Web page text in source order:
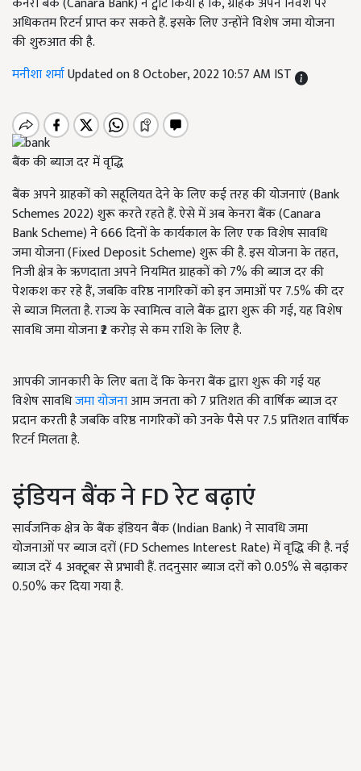
अधिकतम रिटर्न प्राप्त कर सकते हैं. इसके लिए उन्होंने विशेष जमा योजना
की शुरुआत की है.
मनीशा शर्माUpdated on 8 October, 2022 10:57 AM IST
बैंक की ब्याज दर में वृद्धि
बैंक अपने ग्राहकों को सहूलियत देने के लिए कई तरह की योजनाएं (Bank
Schemes 2022) शुरू करते रहते हैं. ऐसे में अब केनरा बैंक (Canara
Bank Scheme) ने666दिनों के कार्यकाल के लिए एक विशेष सावधि
जमा योजना (Fixed Deposit Scheme) शुरू की है. इस योजना के तहत,
निजी क्षेत्र के ऋणदाता अपने नियमित ग्राहकों को7%की ब्याज दर की
पेशकश कर रहे हैं,जबकि वरिष्ठ नागरिकों को इन जमाओं पर7.5%की दर
से ब्याज मिलता है. राज्य के स्वामित्व वाले बैंक द्वारा शुरू की गई,यह विशेष
सावधि जमा योजना₹2करोड़ से कम राशि के लिए है.
आपकी जानकारी के लिए बता दें कि केनरा बैंक द्वारा शुरू की गई यह
विशेष सावधिजमा योजनाआम जनता को7प्रतिशत की वार्षिक ब्याज दर
प्रदान करती है जबकि वरिष्ठ नागरिकों को उनके पैसे पर7.5प्रतिशत वार्षिक
रिटर्न मिलता है.
इंडियन बैंक नेFDरेट बढ़ाएं
सार्वजनिक क्षेत्र के बैंक इंडियन बैंक (Indian Bank) ने सावधि जमा
योजनाओं पर ब्याज दरों (FD Schemes Interest Rate) में वृद्धि की है. नई
ब्याज दरें4अक्टूबर से प्रभावी हैं. तदनुसार ब्याज दरों को0.05%से बढ़ाकर
0.50%कर दिया गया है.